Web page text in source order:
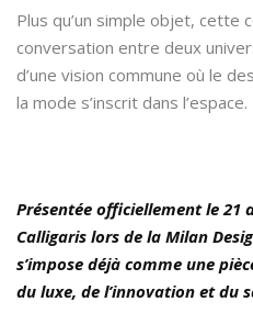
Plus qu’un simple objet, cette
conversation entre deux
d’une vision commune où le
la mode s’inscrit dans l’espace.
Présentée officiellement le 21
Calligaris lors de la Milan
s’impose déjà comme une
du luxe, de l’innovation et du